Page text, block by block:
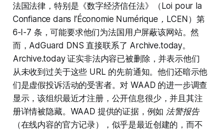
法国法律，特别是《数字经济信任法》（Loi pour la
Confiance dans l’Économie Numérique，LCEN）第
6-I-7 条，可能要求他们为法国用户屏蔽该网站。然
而，AdGuard DNS 直接联系了 Archive.today。
Archive.today证实非法内容已被删除，并表示他们
从未收到过关于这些 URL 的先前通知。他们还暗示他
们是虚假投诉活动的受害者。对WAAD 的进一步调查
显示，该组织最近才注册，公开信息很少，并且其注
册详情被隐藏。 WAAD 提供的证据，例如 法警报告
（在线内容的官方记录），似乎是最近创建的，而不